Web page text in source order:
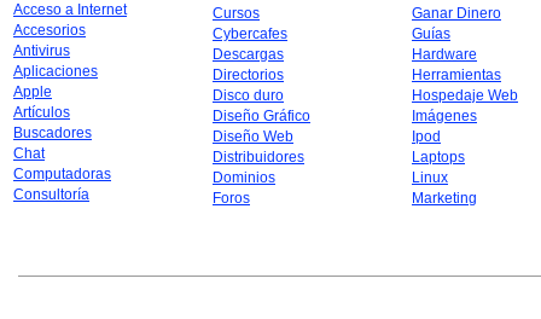
Acceso a Internet
Accesorios
Antivirus
Aplicaciones
Apple
Artículos
Buscadores
Chat
Computadoras
Consultoría
Cursos
Cybercafes
Descargas
Directorios
Disco duro
Diseño Gráfico
Diseño Web
Distribuidores
Dominios
Foros
Ganar Dinero
Guías
Hardware
Herramientas
Hospedaje Web
Imágenes
Ipod
Laptops
Linux
Marketing